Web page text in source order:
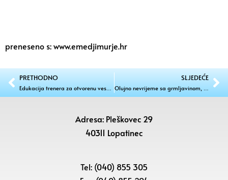
preneseno s: www.emedjimurje.hr
PRETHODNO
Edukacija trenera za otvorenu veselu školu nogometa u Daruvarskim toplicama
SLJEDEĆE
Olujno nevrijeme sa grmljavinom, munjama, velikim količinama kiše i tučom
Adresa: Pleškovec 29
40311 Lopatinec
Tel: (040) 855 305